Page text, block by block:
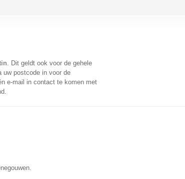
. Dit geldt ook voor de gehele
uw postcode in voor de
e-mail in contact te komen met